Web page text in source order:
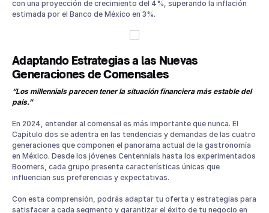
con una proyección de crecimiento del 4%, superando la inflación
estimada por el Banco de México en 3%.
Adaptando Estrategias a las Nuevas
Generaciones de Comensales
“Los millennials parecen tener la situación financiera más estable del
país.”
En 2024, entender al comensal es más importante que nunca. El
Capítulo dos se adentra en las tendencias y demandas de las cuatro
generaciones que componen el panorama actual de la gastronomía
en México. Desde los jóvenes Centennials hasta los experimentados
Boomers, cada grupo presenta características únicas que
influencian sus preferencias y expectativas.
Con esta comprensión, podrás adaptar tu oferta y estrategias para
satisfacer a cada segmento y garantizar el éxito de tu negocio en